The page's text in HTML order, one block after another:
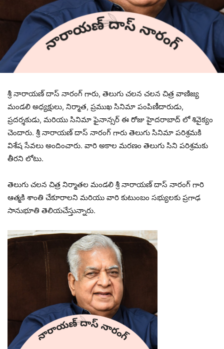
శ్రీ నారాయణ్ దాస్ నారంగ్ గారు, తెలుగు చలన చలన చిత్ర వాణిజ్య
మండలి అధ్యక్షులు, నిర్మాత, ప్రముఖ సినిమా పంపిణీదారుడు,
ప్రదర్శకుడు, మరియు సినిమా ఫైనాన్సర్ ఈ రోజు హైదరాబాద్ లో శివైక్యం
చెందారు. శ్రీ నారాయణ్ దాస్ నారంగ్ గారు తెలుగు సినిమా పరిశ్రమకి
విశేష సేవలు అందించారు. వారి అకాల మరణం తెలుగు సిని పరిశ్రమకు
తీరని లోటు.
తెలుగు చలన చిత్ర నిర్మాతల మండలి శ్రీ నారాయణ్ దాస్ నారంగ్ గారి
ఆత్మకి శాంతి చేకూరాలని మరియు వారి కుటుంబం సభ్యులకు ప్రగాఢ
సానుభూతి తెలియచేస్తున్నారు.